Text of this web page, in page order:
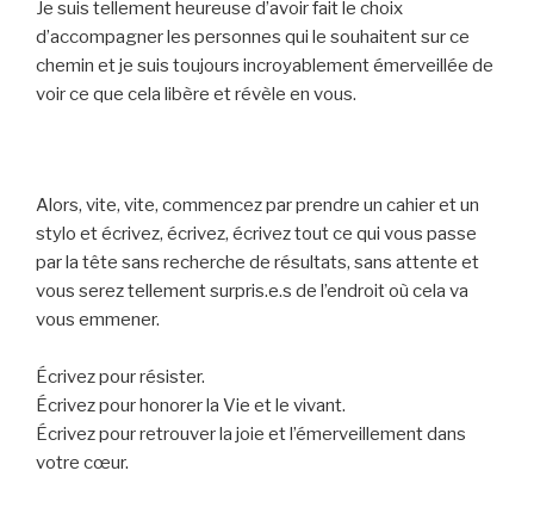
Je suis tellement heureuse d’avoir fait le choix
d’accompagner les personnes qui le souhaitent sur ce
chemin et je suis toujours incroyablement émerveillée de
voir ce que cela libère et révèle en vous.
Alors, vite, vite, commencez par prendre un cahier et un
stylo et écrivez, écrivez, écrivez tout ce qui vous passe
par la tête sans recherche de résultats, sans attente et
vous serez tellement surpris.e.s de l’endroit où cela va
vous emmener.
Écrivez pour résister.
Écrivez pour honorer la Vie et le vivant.
Écrivez pour retrouver la joie et l’émerveillement dans
votre cœur.